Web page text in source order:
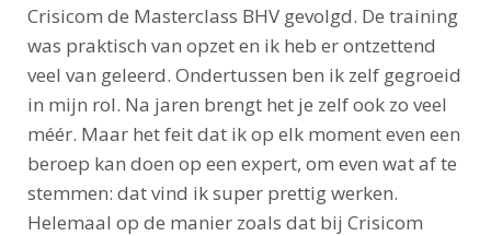
Crisicom de Masterclass BHV gevolgd. De training
was praktisch van opzet en ik heb er ontzettend
veel van geleerd. Ondertussen ben ik zelf gegroeid
in mijn rol. Na jaren brengt het je zelf ook zo veel
méér. Maar het feit dat ik op elk moment even een
beroep kan doen op een expert, om even wat af te
stemmen: dat vind ik super prettig werken.
Helemaal op de manier zoals dat bij Crisicom